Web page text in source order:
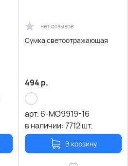
нет отзывов
Сумка светоотражающая
494 р.
арт. 6-MO9919-16
в наличии:7712шт.
В корзину